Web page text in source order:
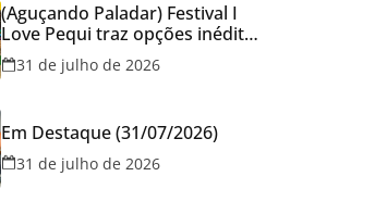
(Aguçando Paladar) Festival I
Love Pequi traz opções inéditas
de pratos e atrações gratuitas
no fim de semana dos Pais em
31 de julho de 2026
Em Destaque (31/07/2026)
31 de julho de 2026